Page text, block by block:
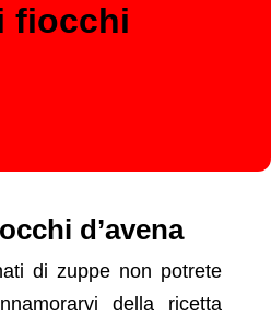
fiocchi
d’avena
di zuppe non potrete
della ricetta